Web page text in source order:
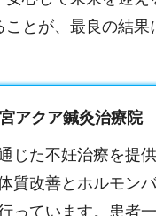
とが、最良の結果
アクア鍼灸治療院
じた不妊治療を提
改善とホルモン
っています。患者